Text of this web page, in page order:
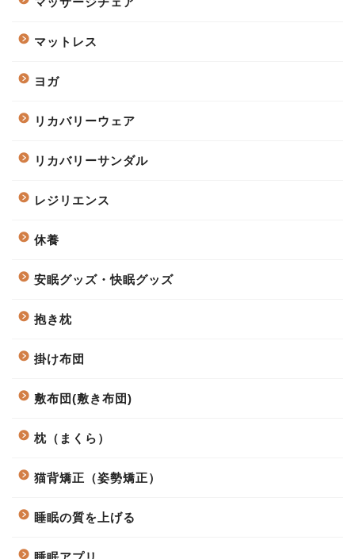
マットレス
ヨガ
リカバリーウェア
リカバリーサンダル
レジリエンス
休養
安眠グッズ・快眠グッズ
抱き枕
掛け布団
敷布団(敷き布団)
枕（まくら）
猫背矯正（姿勢矯正）
睡眠の質を上げる